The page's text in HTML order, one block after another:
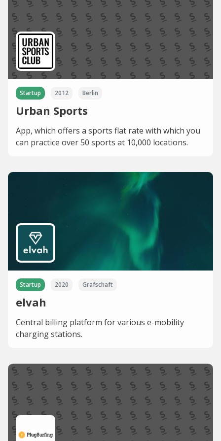
Startup 2012 Berlin
Urban Sports
App, which offers a sports flat rate with which you
can practice over 50 sports at 10,000 locations.
Startup 2020 Grafschaft
elvah
Central billing platform for various e-mobility
charging stations.